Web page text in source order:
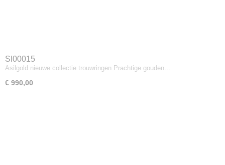
Sl00015
Asilgold nieuwe collectie trouwringen Prachtige gouden…
€ 990,00